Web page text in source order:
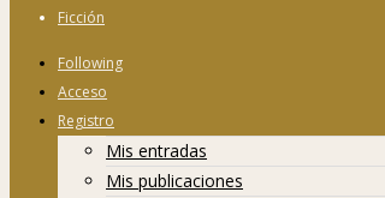
Ficción
Following
Acceso
Registro
Mis entradas
Mis publicaciones